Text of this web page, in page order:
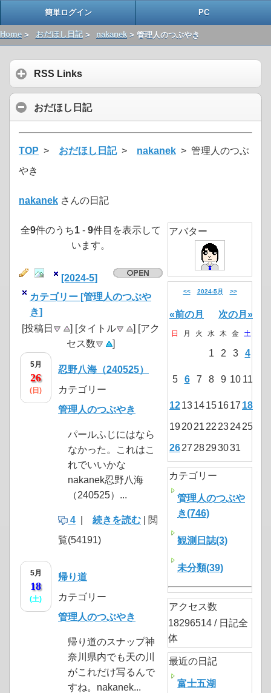
簡単ログイン PC
Home > おだほし日記> nakanek > 管理人のつぶやき
RSS Links
おだほし日記
TOP > おだほし日記> nakanek > 管理人のつぶ
やき
nakanek さんの日記
全9件のうち1 - 9件目を表示して
います。
[2024-5]
カテゴリー [管理人のつぶや
き]
[投稿日
] [タイトル
] [アク
セス数
]
5月
26
(日)
忍野八海（240525）
カテゴリー
管理人のつぶやき
パールふじにはなら
なかった。これはこ
れでいいかな
nakanek忍野八海
（240525）...
4 続きを読む | 閲
覧(54191)
5月
18
(土)
帰り道
カテゴリー
管理人のつぶやき
帰り道のスナップ神
奈川県内でも天の川
がこれだけ写るんで
すね。nakanek...
アバター
<< 2024-5月 >>
«前の月 次の月»
日 月 火 水 木 金 土
1 2 3 4
5 6 7 8 9 10 11
121314151617 18
192021 22 232425
2627 28293031
カテゴリー
管理人のつぶや
き(746)
観測日誌(3)
未分類(39)
アクセス数
18296514 / 日記全
体
最近の日記
富士五湖